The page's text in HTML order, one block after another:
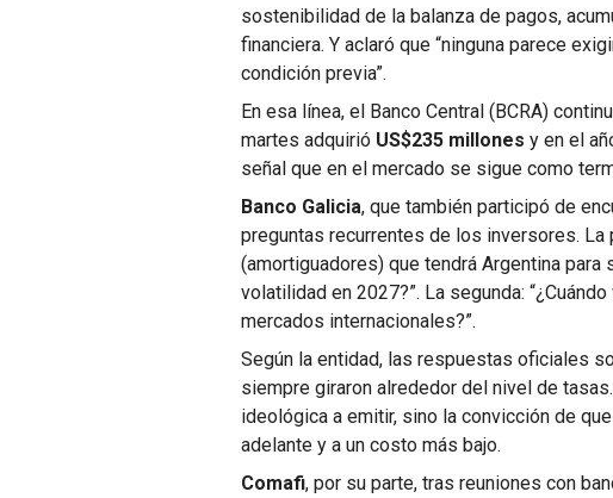
sostenibilidad de la balanza de pagos,
financiera. Y aclaró que “ninguna parece
condición previa”.
En esa línea, el Banco Central (BCRA)
martes adquirió US$235 millones y en el
señal que en el mercado se sigue como
Banco Galicia, que también participó de
preguntas recurrentes de los inversores. La
(amortiguadores) que tendrá Argentina para
volatilidad en 2027?”. La segunda:
mercados internacionales?”.
Según la entidad, las respuestas oficiales
siempre giraron alrededor del nivel de
ideológica a emitir, sino la convicción de
adelante y a un costo más bajo.
Comafi, por su parte, tras reuniones con